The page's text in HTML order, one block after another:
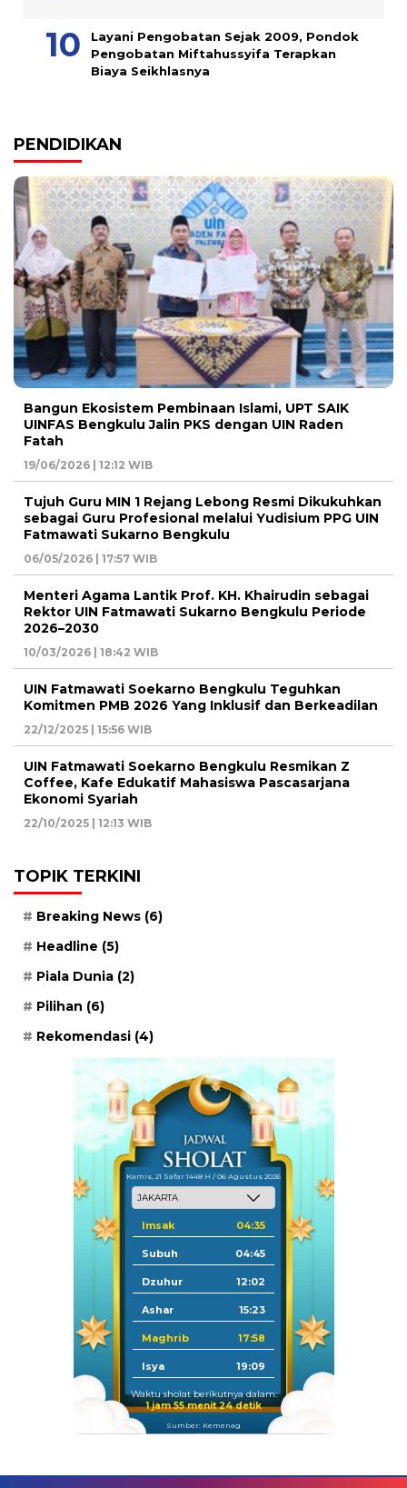
Layani Pengobatan Sejak 2009, Pondok
Pengobatan Miftahussyifa Terapkan
Biaya Seikhlasnya
PENDIDIKAN
Bangun Ekosistem Pembinaan Islami, UPT SAIK
UINFAS Bengkulu Jalin PKS dengan UIN Raden
Fatah
19/06/2026 | 12:12 WIB
Tujuh Guru MIN 1 Rejang Lebong Resmi Dikukuhkan
sebagai Guru Profesional melalui Yudisium PPG UIN
Fatmawati Sukarno Bengkulu
06/05/2026 | 17:57 WIB
Menteri Agama Lantik Prof. KH. Khairudin sebagai
Rektor UIN Fatmawati Sukarno Bengkulu Periode
2026–2030
10/03/2026 | 18:42 WIB
UIN Fatmawati Soekarno Bengkulu Teguhkan
Komitmen PMB 2026 Yang Inklusif dan Berkeadilan
22/12/2025 | 15:56 WIB
UIN Fatmawati Soekarno Bengkulu Resmikan Z
Coffee, Kafe Edukatif Mahasiswa Pascasarjana
Ekonomi Syariah
22/10/2025 | 12:13 WIB
TOPIK TERKINI
Breaking News (6)
Headline (5)
Piala Dunia (2)
Pilihan (6)
Rekomendasi (4)
Kamis, 21 Safar 1448 H / 06 Agustus 2026
Imsak 04:35
Subuh 04:45
Dzuhur 12:02
Ashar 15:23
Maghrib 17:58
Isya 19:09
Waktu sholat berikutnya dalam:
1 jam 55 menit 24 detik
Sumber: Kemenag